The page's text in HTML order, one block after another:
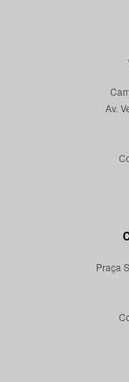
Av.
Praça